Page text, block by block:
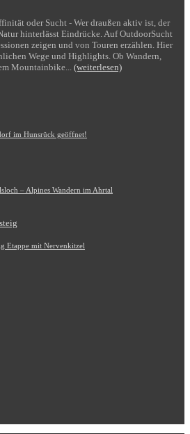
oder Sucht - Wer draußen aktiv ist, der
hinterlässt Eindrücke. Auf OutdoorSucht
zeigen und von Touren erzählen. Hier
Wege und Highlights. Ob Wandern,
Mountainbike... (weiterlesen)
im Hunsrück geöffnet!
– Alpines Wandern im Ahrtal
Etappe mit Nervenkitzel